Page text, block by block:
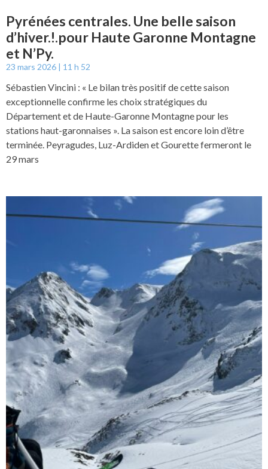
Pyrénées centrales. Une belle saison
d’hiver.!.pour Haute Garonne Montagne
et N’Py.
23 mars 2026 11 h 52
Sébastien Vincini : « Le bilan très positif de cette saison
exceptionnelle confirme les choix stratégiques du
Département et de Haute-Garonne Montagne pour les
stations haut-garonnaises ». La saison est encore loin d’être
terminée. Peyragudes, Luz-Ardiden et Gourette fermeront le
29 mars